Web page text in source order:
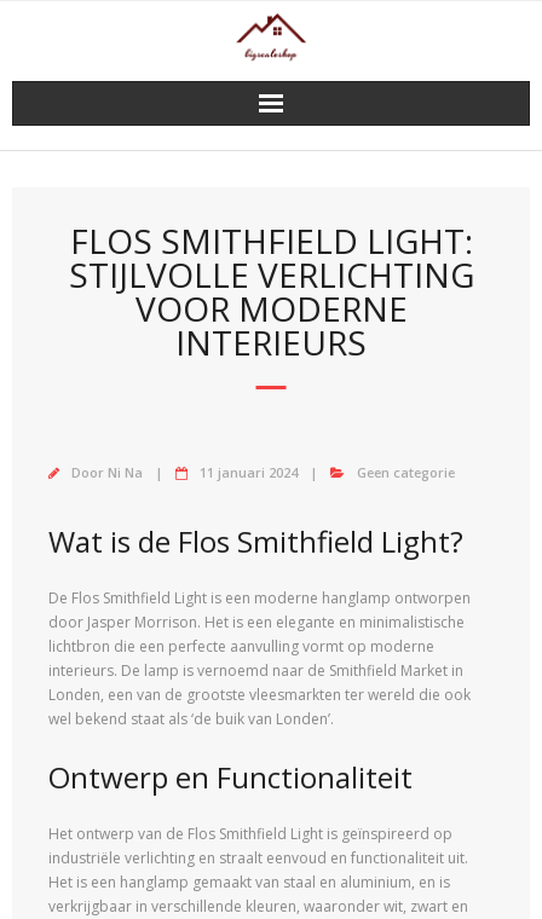
FLOS SMITHFIELD LIGHT:
STIJLVOLLE VERLICHTING
VOOR MODERNE
INTERIEURS
Door Ni Na 11 januari 2024 Geen categorie
Wat is de Flos Smithfield Light?
De Flos Smithfield Light is een moderne hanglamp ontworpen
door Jasper Morrison. Het is een elegante en minimalistische
lichtbron die een perfecte aanvulling vormt op moderne
interieurs. De lamp is vernoemd naar de Smithfield Market in
Londen, een van de grootste vleesmarkten ter wereld die ook
wel bekend staat als ‘de buik van Londen’.
Ontwerp en Functionaliteit
Het ontwerp van de Flos Smithfield Light is geïnspireerd op
industriële verlichting en straalt eenvoud en functionaliteit uit.
Het is een hanglamp gemaakt van staal en aluminium, en is
verkrijgbaar in verschillende kleuren, waaronder wit, zwart en